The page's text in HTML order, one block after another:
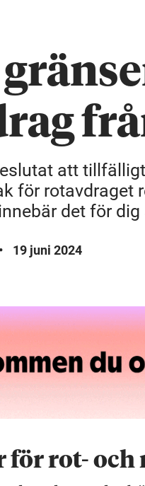
att
för rotavdraget
det för
• 19 juni 2024
för rot- och